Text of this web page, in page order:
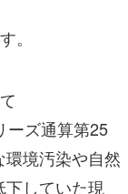
境汚染や自然
下していた現
な鬼の一族・
が、大自然の